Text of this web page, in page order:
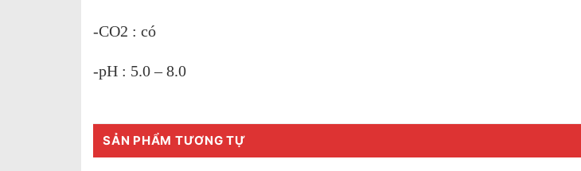
-CO2 : có
-pH : 5.0 – 8.0
SẢN PHẨM TƯƠNG TỰ